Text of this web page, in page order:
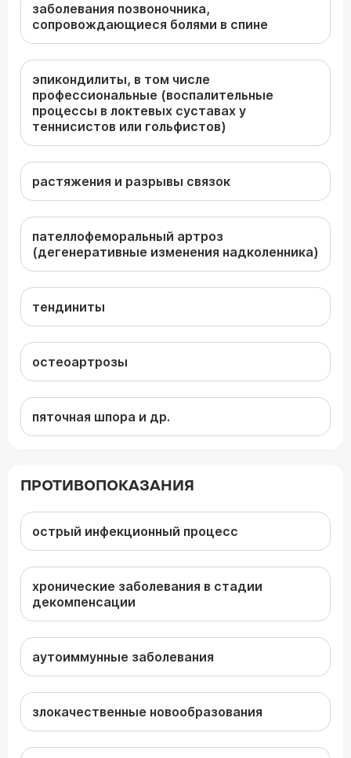
заболевания позвоночника,
сопровождающиеся болями в спине
эпикондилиты, в том числе
профессиональные (воспалительные
процессы в локтевых суставах у
теннисистов или гольфистов)
растяжения и разрывы связок
пателлофеморальный артроз
(дегенеративные изменения надколенника)
тендиниты
остеоартрозы
пяточная шпора и др.
ПРОТИВОПОКАЗАНИЯ
острый инфекционный процесс
хронические заболевания в стадии
декомпенсации
аутоиммунные заболевания
злокачественные новообразования